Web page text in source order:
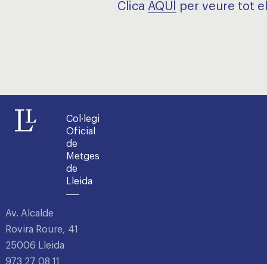
Clica AQUÍ per veure tot
Col·legi
Oficial
de
Metges
de
Lleida
Av. Alcalde
Rovira Roure, 41
25006 Lleida
973 27 08 11